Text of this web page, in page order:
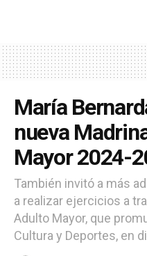
María
nueva
Mayor 2024-
También invitó a más
a realizar ejercicios a
Adulto Mayor, que
Cultura y Deportes, en